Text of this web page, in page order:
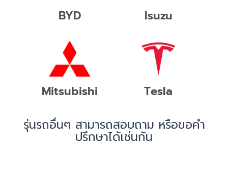
BYD Isuzu
Mitsubishi Tesla
รุ่นรถอื่นๆ สามารถสอบถาม หรือขอคำ
ปรึกษาได้เช่นกัน